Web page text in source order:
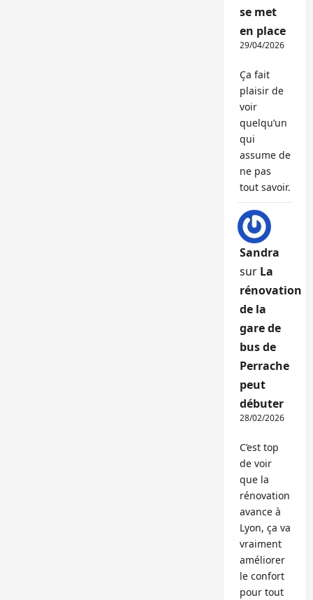
se met
en place
29/04/2026
Ça fait
plaisir de
voir
quelqu’un
qui
assume de
ne pas
tout savoir.
Sandra
sur La
rénovation
de la
gare de
bus de
Perrache
peut
débuter
28/02/2026
C’est top
de voir
que la
rénovation
avance à
Lyon, ça va
vraiment
améliorer
le confort
pour tout